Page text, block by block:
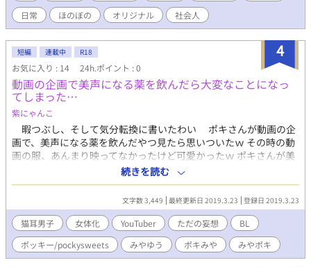
日常
ほのぼの オリジナル 社会人
4
短編 連載中 R18
お気に入り : 14 24h.ポイント : 0
動画の企画で美声になる薬を飲んだら大変なことになっ
てしまった…
紫にゃんこ
暇つぶし、そして気分転換に書いたわい ポキさんが動画の企
画で、美声になる薬を飲んだやつ見たら思いついたｗ その時の動
画の服、あんまり映ってなかったけど可愛かったｗ ポキさんが美
声になる薬を飲んで、なんと、なんと、、、猫耳が生えましたぁ
やったぁぁぁぁ はいっ、そこでみやゆうさんが来て、、、、あと
はみんなわかるよね(*^^*) 近々、女体化になったやつも投稿する
と思いまーす、良かったら見てね(*^▽^*)
続きを読む
文字数 3,449 最終更新日 2019.3.23 登録日 2019.3.23
猫耳男子 女体化 YouTuber ただの妄想
BL
ポッキー/pockysweets
みやゆう ポキみや みやポキ